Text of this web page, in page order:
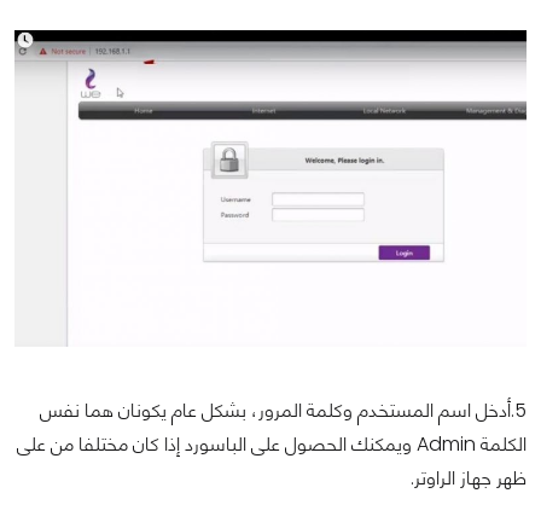
5.أدخل اسم المستخدم وكلمة المرور، بشكل عام يكونان هما نفس
الكلمة Admin ويمكنك الحصول على الباسورد إذا كان مختلفا من على
ظهر جهاز الراوتر.